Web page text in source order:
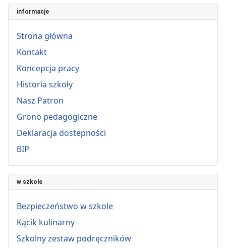
informacje
Strona główna
Kontakt
Koncepcja pracy
Historia szkoły
Nasz Patron
Grono pedagogiczne
Deklaracja dostepności
BIP
w szkole
Bezpieczeństwo w szkole
Kącik kulinarny
Szkolny zestaw podręczników